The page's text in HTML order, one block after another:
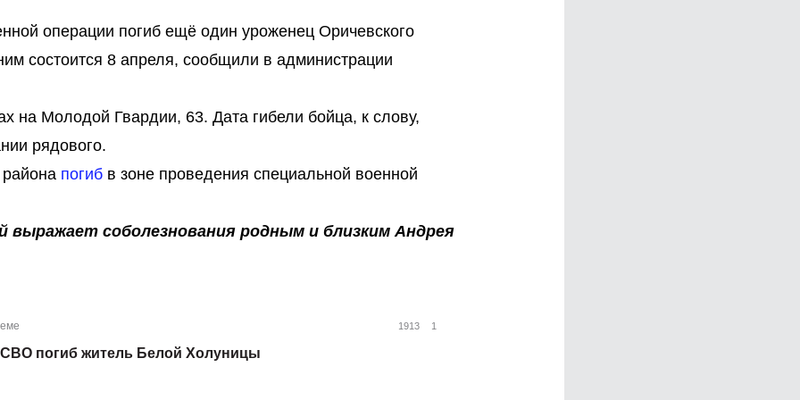
операции погиб ещё один уроженец Оричевского
состоится 8 апреля, сообщили в администрации
на Молодой Гвардии, 63. Дата гибели бойца, к слову,
рядового.
погиб в зоне проведения специальной военной
выражает соболезнования родным и близким Андрея
1913 1
погиб житель Белой Холуницы